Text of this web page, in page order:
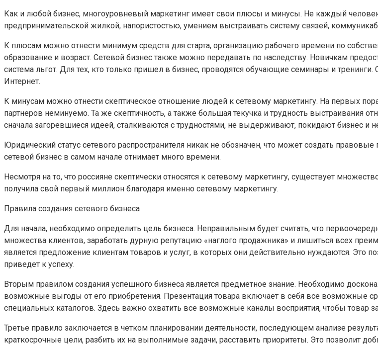
Как и любой бизнес, многоуровневый маркетинг имеет свои плюсы и минусы. Не каждый
предпринимательской жилкой, напористостью, умением выстраивать систему связей,
К плюсам можно отнести минимум средств для старта, организацию рабочего времени по
образование и возраст. Сетевой бизнес также можно передавать по наследству. Новичкам
система льгот. Для тех, кто только пришел в бизнес, проводятся обучающие семинары и
Интернет.
К минусам можно отнести скептическое отношение людей к сетевому маркетингу. На первых
партнеров неминуемо. Та же скептичность, а также большая текучка и трудность выстраивания
сначала загоревшиеся идеей, сталкиваются с трудностями, не выдерживают, покидают бизнес и
Юридический статус сетевого распространителя никак не обозначен, что может создать
сетевой бизнес в самом начале отнимает много времени.
Несмотря на то, что россияне скептически относятся к сетевому маркетингу, существует
получила свой первый миллион благодаря именно сетевому маркетингу.
Правила создания сетевого бизнеса
Для начала, необходимо определить цель бизнеса. Неправильным будет считать, что
множества клиентов, заработать дурную репутацию «наглого продажника» и лишиться всех
является предложение клиентам товаров и услуг, в которых они действительно нуждаются. Это
приведет к успеху.
Вторым правилом создания успешного бизнеса является предметное знание. Необходимо
возможные выгоды от его приобретения. Презентация товара включает в себя все возможные
специальных каталогов. Здесь важно охватить все возможные каналы восприятия, чтобы товар
Третье правило заключается в четком планировании деятельности, последующем анализе
краткосрочные цели, разбить их на выполнимые задачи, расставить приоритеты. Это позволит